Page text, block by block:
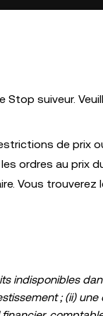
Stop suiveur.
de prix
ordres au prix
Vous trouverez
indisponibles
; (ii)